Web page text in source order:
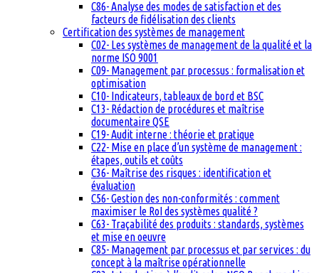
C86- Analyse des modes de satisfaction et des
facteurs de fidélisation des clients
Certification des systèmes de management
C02- Les systèmes de management de la qualité et la
norme ISO 9001
C09- Management par processus : formalisation et
optimisation
C10- Indicateurs, tableaux de bord et BSC
C13- Rédaction de procédures et maîtrise
documentaire QSE
C19- Audit interne : théorie et pratique
C22- Mise en place d’un système de management :
étapes, outils et coûts
C36- Maîtrise des risques : identification et
évaluation
C56- Gestion des non-conformités : comment
maximiser le RoI des systèmes qualité ?
C63- Traçabilité des produits : standards, systèmes
et mise en oeuvre
C85- Management par processus et par services : du
concept à la maîtrise opérationnelle